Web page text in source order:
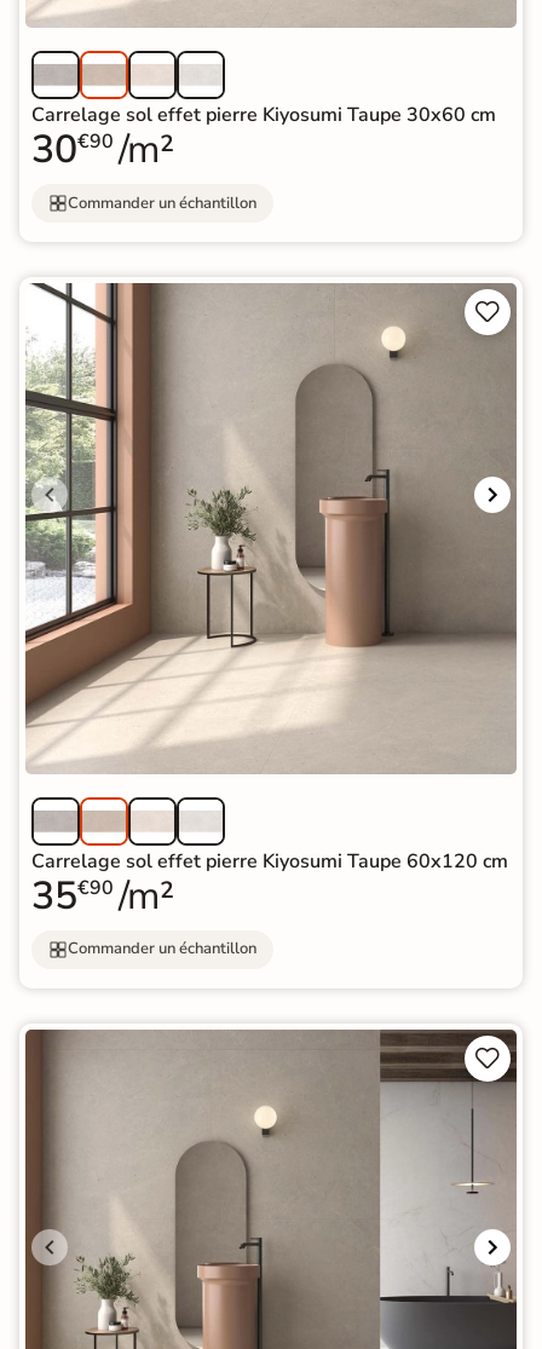
Carrelage sol effet pierre Kiyosumi Taupe 30x60 cm
30€90 /m²
Commander un échantillon


Carrelage sol effet pierre Kiyosumi Taupe 60x120 cm
35€90 /m²
Commander un échantillon

